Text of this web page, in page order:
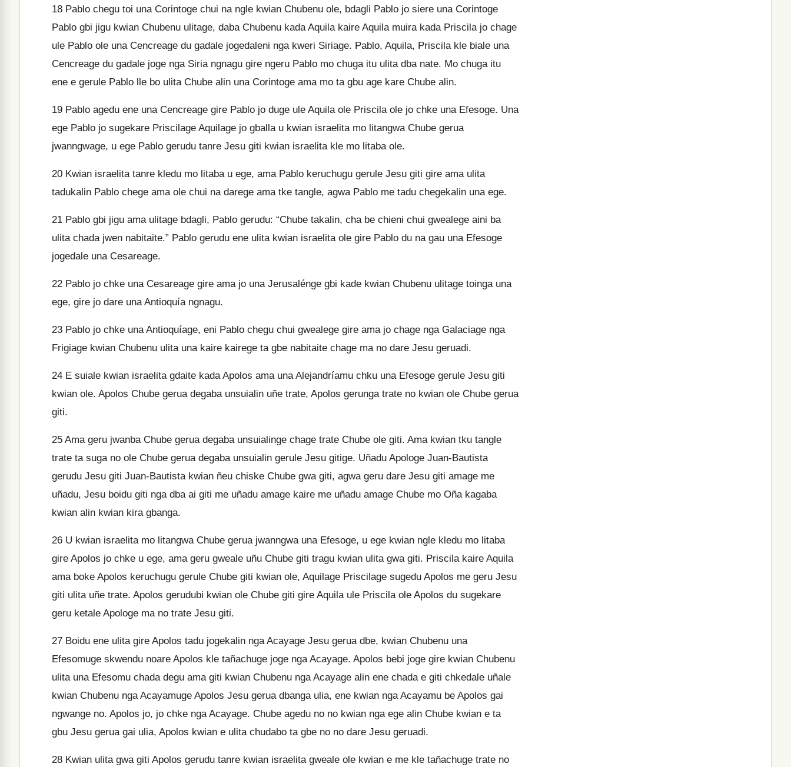
18 Pablo chegu toi una Corintoge chui na ngle kwian Chubenu ole, bdagli Pablo jo siere una Corintoge
Pablo gbi jigu kwian Chubenu ulitage, daba Chubenu kada Aquila kaire Aquila muira kada Priscila jo chage
ule Pablo ole una Cencreage du gadale jogedaleni nga kweri Siriage. Pablo, Aquila, Priscila kle biale una
Cencreage du gadale joge nga Siria ngnagu gire ngeru Pablo mo chuga itu ulita dba nate. Mo chuga itu
ene e gerule Pablo lle bo ulita Chube alin una Corintoge ama mo ta gbu age kare Chube alin.
19 Pablo agedu ene una Cencreage gire Pablo jo duge ule Aquila ole Priscila ole jo chke una Efesoge. Una
ege Pablo jo sugekare Priscilage Aquilage jo gballa u kwian israelita mo litangwa Chube gerua
jwanngwage, u ege Pablo gerudu tanre Jesu giti kwian israelita kle mo litaba ole.
20 Kwian israelita tanre kledu mo litaba u ege, ama Pablo keruchugu gerule Jesu giti gire ama ulita
tadukalin Pablo chege ama ole chui na darege ama tke tangle, agwa Pablo me tadu chegekalin una ege.
21 Pablo gbi jigu ama ulitage bdagli, Pablo gerudu: “Chube takalin, cha be chieni chui gwealege aini ba
ulita chada jwen nabitaite.” Pablo gerudu ene ulita kwian israelita ole gire Pablo du na gau una Efesoge
jogedale una Cesareage.
22 Pablo jo chke una Cesareage gire ama jo una Jerusalénge gbi kade kwian Chubenu ulitage toinga una
ege, gire jo dare una Antioquía ngnagu.
23 Pablo jo chke una Antioquíage, eni Pablo chegu chui gwealege gire ama jo chage nga Galaciage nga
Frigiage kwian Chubenu ulita una kaire kairege ta gbe nabitaite chage ma no dare Jesu geruadi.
24 E suiale kwian israelita gdaite kada Apolos ama una Alejandríamu chku una Efesoge gerule Jesu giti
kwian ole. Apolos Chube gerua degaba unsuialin uñe trate, Apolos gerunga trate no kwian ole Chube gerua
giti.
25 Ama geru jwanba Chube gerua degaba unsuialinge chage trate Chube ole giti. Ama kwian tku tangle
trate ta suga no ole Chube gerua degaba unsuialin gerule Jesu gitige. Uñadu Apologe Juan-Bautista
gerudu Jesu giti Juan-Bautista kwian ñeu chiske Chube gwa giti, agwa geru dare Jesu giti amage me
uñadu, Jesu boidu giti nga dba ai giti me uñadu amage kaire me uñadu amage Chube mo Oña kagaba
kwian alin kwian kira gbanga.
26 U kwian israelita mo litangwa Chube gerua jwanngwa una Efesoge, u ege kwian ngle kledu mo litaba
gire Apolos jo chke u ege, ama geru gweale uñu Chube giti tragu kwian ulita gwa giti. Priscila kaire Aquila
ama boke Apolos keruchugu gerule Chube giti kwian ole, Aquilage Priscilage sugedu Apolos me geru Jesu
giti ulita uñe trate. Apolos gerudubi kwian ole Chube giti gire Aquila ule Priscila ole Apolos du sugekare
geru ketale Apologe ma no trate Jesu giti.
27 Boidu ene ulita gire Apolos tadu jogekalin nga Acayage Jesu gerua dbe, kwian Chubenu una
Efesomuge skwendu noare Apolos kle tañachuge joge nga Acayage. Apolos bebi joge gire kwian Chubenu
ulita una Efesomu chada degu ama giti kwian Chubenu nga Acayage alin ene chada e giti chkedale uñale
kwian Chubenu nga Acayamuge Apolos Jesu gerua dbanga ulia, ene kwian nga Acayamu be Apolos gai
ngwange no. Apolos jo, jo chke nga Acayage. Chube agedu no no kwian nga ege alin Chube kwian e ta
gbu Jesu gerua gai ulia, Apolos kwian e ulita chudabo ta gbe no no dare Jesu geruadi.
28 Kwian ulita gwa giti Apolos gerudu tanre kwian israelita gweale ole kwian e me kle tañachuge trate no